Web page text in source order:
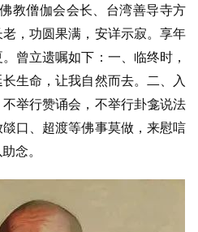
教僧伽会会长、台湾善导寺方
，功圆果满，安详示寂。享年
曾立遗嘱如下：一、临终时，
生命，让我自然而去。二、入
举行赞诵会，不举行卦龛说法
口、超渡等佛事莫做，来慰唁
念。